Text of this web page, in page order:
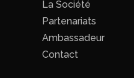
La Société
Partenariats
Ambassadeur
Contact